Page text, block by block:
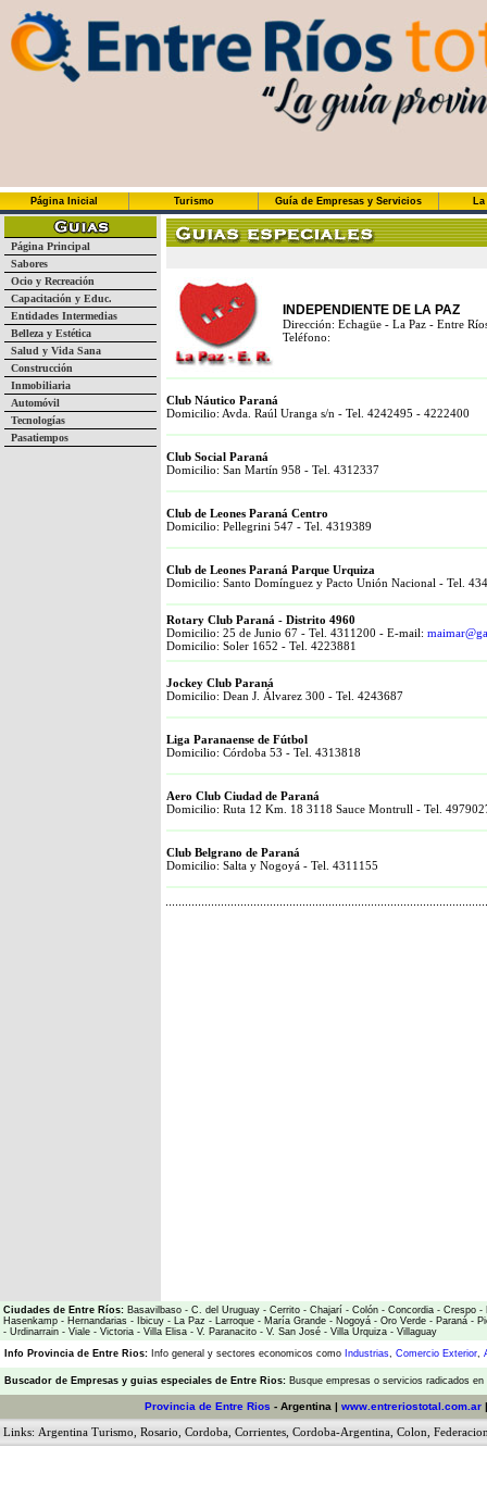
Página Inicial Turismo Guía de Empresas y Servicios
Página Principal
Sabores
Ocio y Recreación
Capacitación y Educ.
Entidades Intermedias
Belleza y Estética
Salud y Vida Sana
Construcción
Inmobiliaria
Automóvil
Tecnologías
Pasatiempos
INDEPENDIENTE DE LA PAZ
Dirección: Echagüe - La Paz - Entre
Teléfono:
Club Náutico Paraná
Domicilio: Avda. Raúl Uranga s/n - Tel. 4242495 - 4222400
Club Social Paraná
Domicilio: San Martín 958 - Tel. 4312337
Club de Leones Paraná Centro
Domicilio: Pellegrini 547 - Tel. 4319389
Club de Leones Paraná Parque Urquiza
Domicilio: Santo Domínguez y Pacto Unión Nacional - Tel.
Rotary Club Paraná - Distrito 4960
Domicilio: 25 de Junio 67 - Tel. 4311200 - E-mail:
Domicilio: Soler 1652 - Tel. 4223881
Jockey Club Paraná
Domicilio: Dean J. Álvarez 300 - Tel. 4243687
Liga Paranaense de Fútbol
Domicilio: Córdoba 53 - Tel. 4313818
Aero Club Ciudad de Paraná
Domicilio: Ruta 12 Km. 18 3118 Sauce Montrull - Tel.
Club Belgrano de Paraná
Domicilio: Salta y Nogoyá - Tel. 4311155
Ciudades de Entre Ríos: Basavilbaso - C. del Uruguay - Cerrito - Chajarí - Colón - Concordia - Crespo -
Hasenkamp - Hernandarias - Ibicuy - La Paz - Larroque - María Grande - Nogoyá - Oro Verde - Paraná -
- Urdinarrain - Viale - Victoria - Villa Elisa - V. Paranacito - V. San José - Villa Urquiza - Villaguay
Info Provincia de Entre Rios: Info general y sectores economicos como Industrias, Comercio Exterior,
Buscador de Empresas y guias especiales de Entre Rios: Busque empresas o servicios radicados
Provincia de Entre Rios - Argentina | www.entreriostotal.com.ar
Links: Argentina Turismo Rosario Cordoba Corrientes Cordoba-Argentina Colon